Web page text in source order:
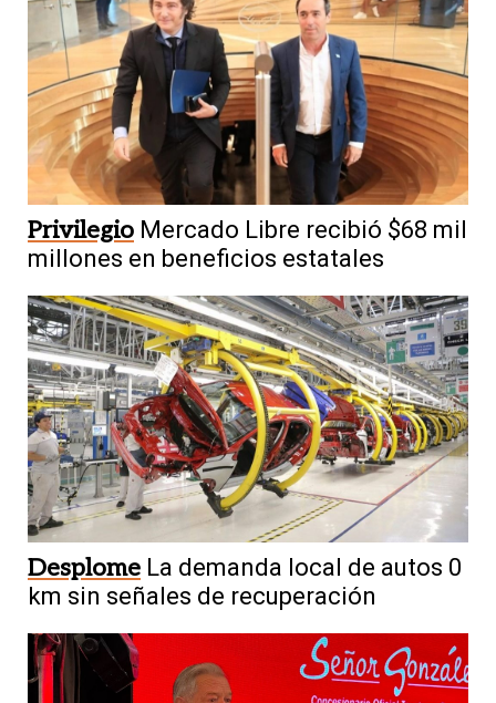
Privilegio Mercado Libre recibió $68 mil
millones en beneficios estatales
Desplome La demanda local de autos 0
km sin señales de recuperación